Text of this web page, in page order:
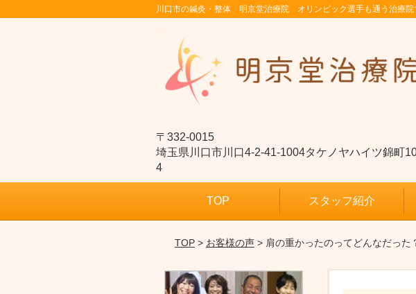
川口市の鍼灸・整体 明京堂治療院 オリンピック選手も通う治療院
〒332-0015
埼玉県川口市川口4-2-41-1004タケノヤハイツ錦町
4
TOP スタッフ紹介
TOP> お客様の声> 肩の重かったのってどんなだった